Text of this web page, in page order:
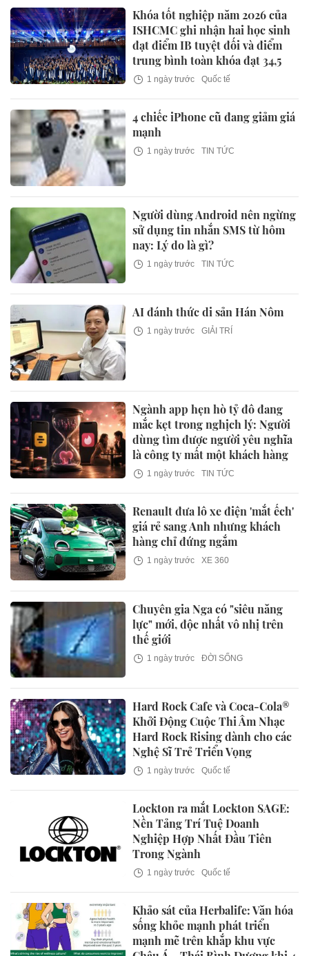
Khóa tốt nghiệp năm 2026 của
ISHCMC ghi nhận hai học sinh
đạt điểm IB tuyệt đối và điểm
trung bình toàn khóa đạt 34,5
1 ngày trước Quốc tế
4 chiếc iPhone cũ đang giảm giá
mạnh
1 ngày trước TIN TỨC
Người dùng Android nên ngừng
sử dụng tin nhắn SMS từ hôm
nay: Lý do là gì?
1 ngày trước TIN TỨC
AI đánh thức di sản Hán Nôm
1 ngày trước GIẢI TRÍ
Ngành app hẹn hò tỷ đô đang
mắc kẹt trong nghịch lý: Người
dùng tìm được người yêu nghĩa
là công ty mất một khách hàng
1 ngày trước TIN TỨC
Renault đưa lô xe điện 'mắt ếch'
giá rẻ sang Anh nhưng khách
hàng chỉ đứng ngắm
1 ngày trước XE 360
Chuyên gia Nga có "siêu năng
lực" mới, độc nhất vô nhị trên
thế giới
1 ngày trước ĐỜI SỐNG
Hard Rock Cafe và Coca-Cola®
Khởi Động Cuộc Thi Âm Nhạc
Hard Rock Rising dành cho các
Nghệ Sĩ Trẻ Triển Vọng
1 ngày trước Quốc tế
Lockton ra mắt Lockton SAGE:
Nền Tảng Trí Tuệ Doanh
Nghiệp Hợp Nhất Đầu Tiên
Trong Ngành
1 ngày trước Quốc tế
Khảo sát của Herbalife: Văn hóa
sống khỏe mạnh phát triển
mạnh mẽ trên khắp khu vực